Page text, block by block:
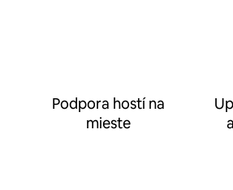
Podpora hostí na
mieste